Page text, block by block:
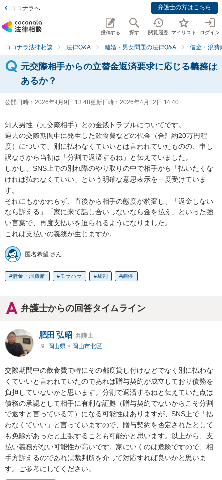
ココナラへ 弁護士の方はこちら
投稿する 探す 閲覧履歴 マイリスト ログイン
ココナラ法律相談 法律Q&A 離婚・男女問題の法律Q&A 借金・浪費
元交際相手からの立替金返済要求に応じる義務は
あるか？
公開日時： 2026年4月9日 13:48更新日時： 2026年4月12日 14:40
知人男性（元交際相手）との金銭トラブルについてです。
過去の交際期間中に発生した飲食費などの代金（合計約20万円程
度）について、別に払わなくていいとは言われていたものの、申し
訳なさから当初は「分割で返済するね」と伝えていました。
しかし、SNS上での別れ際のやり取りの中で相手から「払いたくな
ければ払わなくていい」という明確な意思表示を一度受けていま
す。
それにもかかわらず、直後から相手の態度が豹変し、「返金しない
なら訴える」「家に来て話し合いしないなら金を払え」といった強
い言葉で、再度支払いを迫られるようになりました。
これは支払いの義務が生じますか。
匿名希望 さん
借金・浪費癖 モラハラ 裁判 調停
弁護士からの回答タイムライン
肥田 弘昭 弁護士
岡山県 > 岡山市北区
交際期間中の飲食費で特にその都度貸し付けなどでなく別に払わな
くていいと言われていたのであれば贈与契約が成立しており債務を
負担していないかと思います。分割で返済するねと伝えていた点は
債務の承認として相手に有利な証拠（贈与契約でないからこそ分割
で返すと言っている等）になる可能性はありますが、SNS上で「払
わなくていい」と言っていますので、贈与契約を否定されたとして
も免除があったと主張することも可能かと思います。以上から、支
払い義務がない可能性が高いです。家にいくのは危険ですので、相
手方訴えるのであれば裁判所を介して対応すれば良いかと思いま
す。ご参考にしてください。